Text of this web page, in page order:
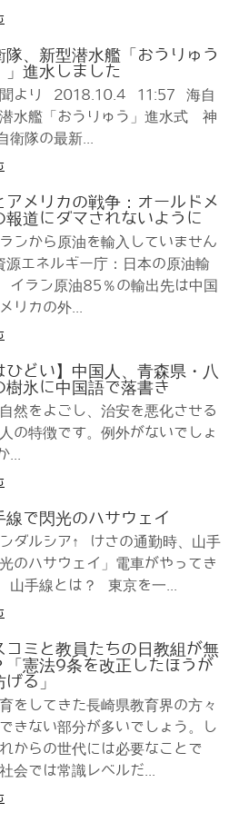
隊、新型潜水艦「おうりゅう
」進水しました
聞より 2018.10.4 11:57 海自
水艦「おうりゅう」進水式 神
衛隊の最新...
アメリカの戦争：オールドメ
報道にダマされないように
ンから原油を輸入していません
源エネルギー庁：日本の原油輸
イラン原油85％の輸出先は中国
リカの外...
ひどい】中国人、青森県・八
樹氷に中国語で落書き
然をよごし、治安を悪化させる
の特徴です。例外がないでしょ
線で閃光のハサウェイ
ダルシア↑ けさの通勤時、山手
のハサウェイ」電車がやってき
山手線とは？ 東京を一...
コミと教員たちの日教組が無
「憲法9条を改正したほうが
る」
をしてきた長崎県教育界の方々
きない部分が多いでしょう。し
からの世代には必要なことで
会では常識レベルだ...